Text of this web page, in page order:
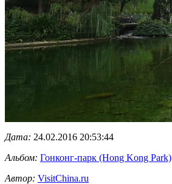
Дата: 24.02.2016 20:53:44
Альбом: Гонконг-парк (Hong Kong Park)
Автор: VisitChina.ru